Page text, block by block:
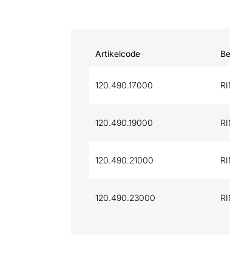
Artikelcode
120.490.17000
120.490.19000
120.490.21000
120.490.23000